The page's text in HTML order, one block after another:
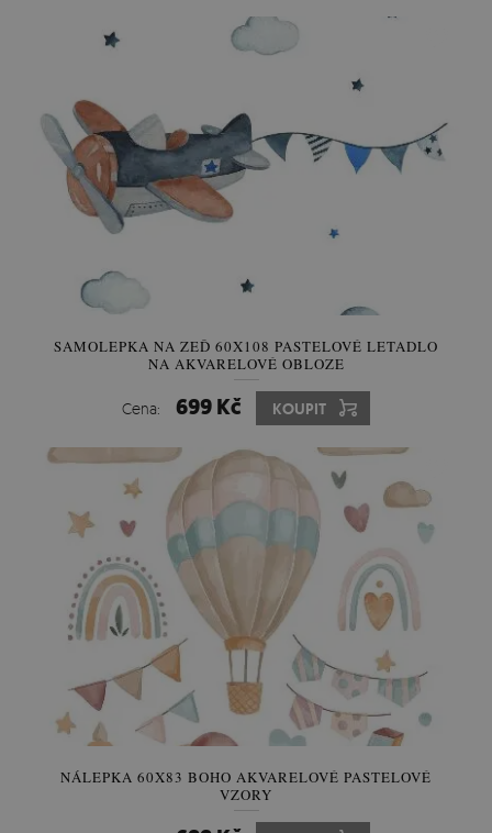
SAMOLEPKA NA ZEĎ 60X108 PASTELOVÉ LETADLO
NA AKVARELOVÉ OBLOZE
Cena: 699 Kč KOUPIT
NÁLEPKA 60X83 BOHO AKVARELOVÉ PASTELOVÉ
VZORY